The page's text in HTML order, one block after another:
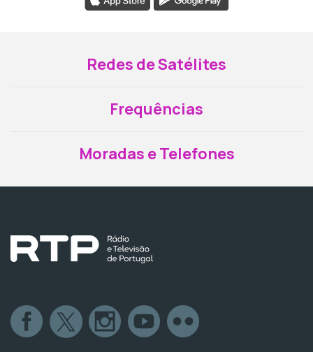
Redes de Satélites
Frequências
Moradas e Telefones